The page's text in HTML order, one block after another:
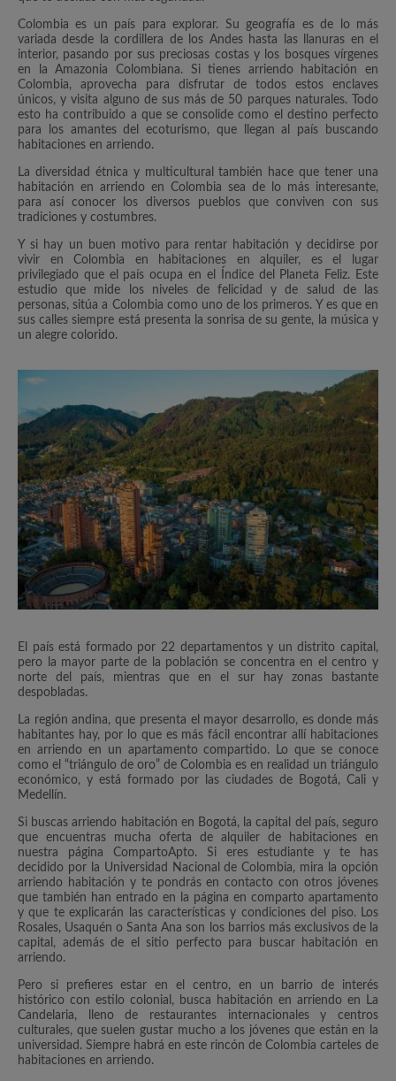
Colombia es un país para explorar. Su geografía es de lo más
variada desde la cordillera de los Andes hasta las llanuras en el
interior, pasando por sus preciosas costas y los bosques vírgenes
en la Amazonia Colombiana. Si tienes arriendo habitación en
Colombia, aprovecha para disfrutar de todos estos enclaves
únicos, y visita alguno de sus más de 50 parques naturales. Todo
esto ha contribuido a que se consolide como el destino perfecto
para los amantes del ecoturismo, que llegan al país buscando
habitaciones en arriendo.
La diversidad étnica y multicultural también hace que tener una
habitación en arriendo en Colombia sea de lo más interesante,
para así conocer los diversos pueblos que conviven con sus
tradiciones y costumbres.
Y si hay un buen motivo para rentar habitación y decidirse por
vivir en Colombia en habitaciones en alquiler, es el lugar
privilegiado que el país ocupa en el Índice del Planeta Feliz. Este
estudio que mide los niveles de felicidad y de salud de las
personas, sitúa a Colombia como uno de los primeros. Y es que en
sus calles siempre está presenta la sonrisa de su gente, la música y
un alegre colorido.
El país está formado por 22 departamentos y un distrito capital,
pero la mayor parte de la población se concentra en el centro y
norte del país, mientras que en el sur hay zonas bastante
despobladas.
La región andina, que presenta el mayor desarrollo, es donde más
habitantes hay, por lo que es más fácil encontrar allí habitaciones
en arriendo en un apartamento compartido. Lo que se conoce
como el “triángulo de oro” de Colombia es en realidad un triángulo
económico, y está formado por las ciudades de Bogotá, Cali y
Medellín.
Si buscas arriendo habitación en Bogotá, la capital del país, seguro
que encuentras mucha oferta de alquiler de habitaciones en
nuestra página CompartoApto. Si eres estudiante y te has
decidido por la Universidad Nacional de Colombia, mira la opción
arriendo habitación y te pondrás en contacto con otros jóvenes
que también han entrado en la página en comparto apartamento
y que te explicarán las características y condiciones del piso. Los
Rosales, Usaquén o Santa Ana son los barrios más exclusivos de la
capital, además de el sitio perfecto para buscar habitación en
arriendo.
Pero si prefieres estar en el centro, en un barrio de interés
histórico con estilo colonial, busca habitación en arriendo en La
Candelaria, lleno de restaurantes internacionales y centros
culturales, que suelen gustar mucho a los jóvenes que están en la
universidad. Siempre habrá en este rincón de Colombia carteles de
habitaciones en arriendo.